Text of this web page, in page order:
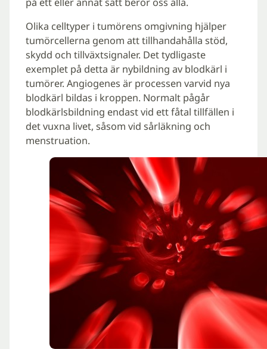
Olika celltyper i tumörens omgivning hjälper
tumörcellerna genom att tillhandahålla stöd,
skydd och tillväxtsignaler. Det tydligaste
exemplet på detta är nybildning av blodkärl i
tumörer. Angiogenes är processen varvid nya
blodkärl bildas i kroppen. Normalt pågår
blodkärlsbildning endast vid ett fåtal tillfällen i
det vuxna livet, såsom vid sårläkning och
menstruation.